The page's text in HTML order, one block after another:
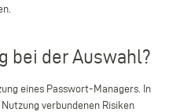
bei der Auswahl?
eines Passwort-Managers. In
verbundenen Risiken